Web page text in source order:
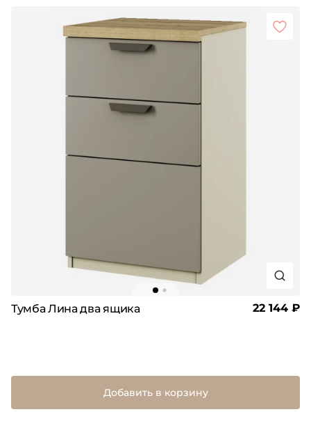
Тумба Лина два ящика 22 144 ₽
Добавить в корзину